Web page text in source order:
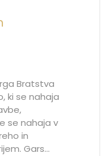
Bratstva
ki se nahaja
se nahaja v
in
Gars...